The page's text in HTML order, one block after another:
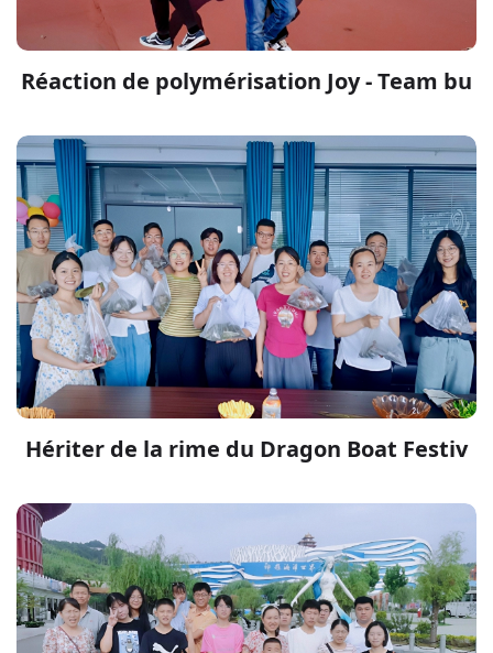
Réaction de polymérisation Joy - Team bu
Hériter de la rime du Dragon Boat Festiv